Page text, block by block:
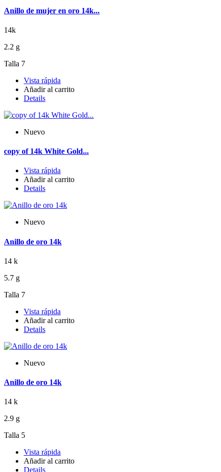
Anillo de mujer en oro 14k...
14k
2.2 g
Talla 7
Vista rápida
Añadir al carrito
Details
Nuevo
copy of 14k White Gold...
Vista rápida
Añadir al carrito
Details
Nuevo
Anillo de oro 14k
14 k
5.7 g
Talla 7
Vista rápida
Añadir al carrito
Details
Nuevo
Anillo de oro 14k
14 k
2.9 g
Talla 5
Vista rápida
Añadir al carrito
Details